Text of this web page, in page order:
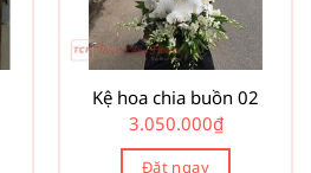
Kệ hoa chia buồn 02
3.050.000₫
Đặt ngay